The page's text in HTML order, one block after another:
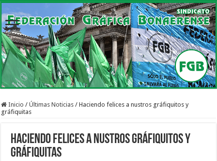
Inicio / Últimas Noticias / Haciendo felices a nustros gráfiquitos y
gráfiquitas
Haciendo felices a nustros gráfiquitos y
gráfiquitas